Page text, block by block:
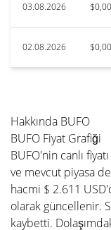
03.08.2026
02.08.2026
Hakkında BUFO
BUFO Fiyat Grafiği
BUFO'nin canlı
ve mevcut piyasa
hacmi $ 2.611
olarak güncellenir.
kaybetti.